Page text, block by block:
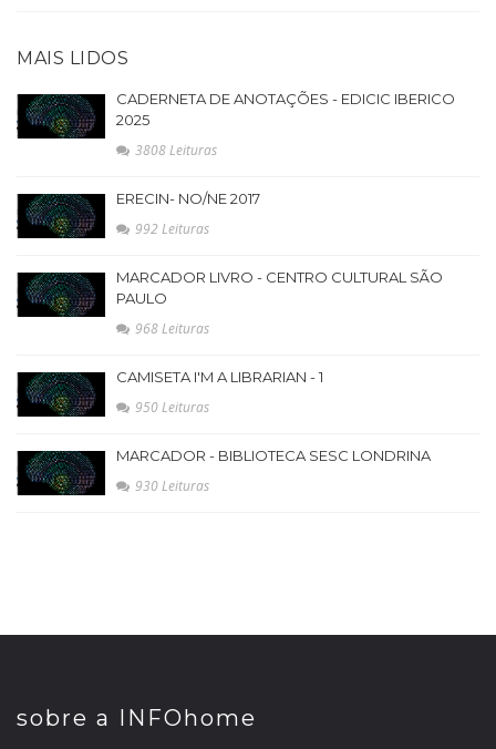
MAIS LIDOS
CADERNETA DE ANOTAÇÕES - EDICIC IBERICO
2025
3808 Leituras
ERECIN- NO/NE 2017
992 Leituras
MARCADOR LIVRO - CENTRO CULTURAL SÃO
PAULO
968 Leituras
CAMISETA I'M A LIBRARIAN - 1
950 Leituras
MARCADOR - BIBLIOTECA SESC LONDRINA
930 Leituras
sobre a INFOhome